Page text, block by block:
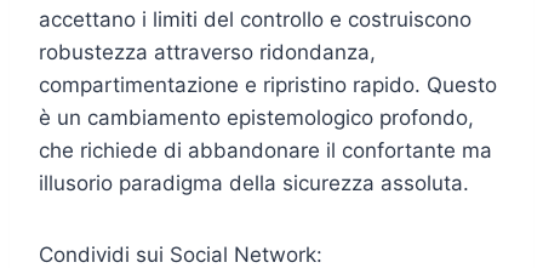
accettano i limiti del controllo e costruiscono
robustezza attraverso ridondanza,
compartimentazione e ripristino rapido. Questo
è un cambiamento epistemologico profondo,
che richiede di abbandonare il confortante ma
illusorio paradigma della sicurezza assoluta.
Condividi sui Social Network: